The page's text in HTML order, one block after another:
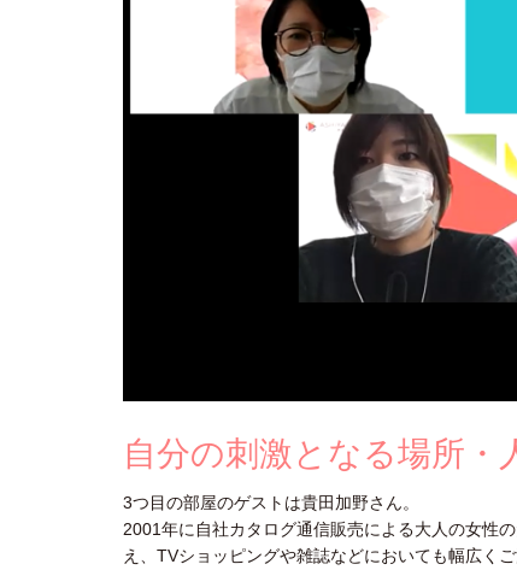
自分の刺激となる場所
3つ目の部屋のゲストは貴田加野さん。
2001年に自社カタログ通信販売による大人の女性
え、TVショッピングや雑誌などにおいても幅広く